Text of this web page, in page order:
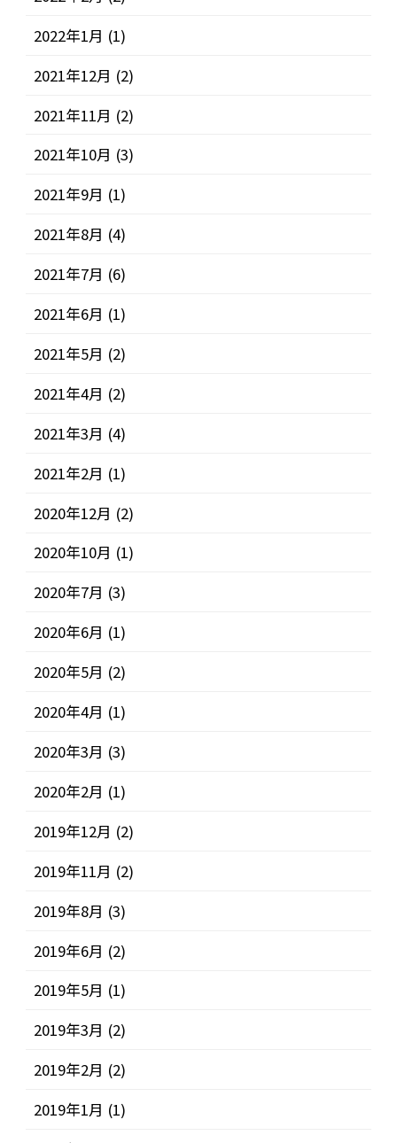
2022年1月 (1)
2021年12月 (2)
2021年11月 (2)
2021年10月 (3)
2021年9月 (1)
2021年8月 (4)
2021年7月 (6)
2021年6月 (1)
2021年5月 (2)
2021年4月 (2)
2021年3月 (4)
2021年2月 (1)
2020年12月 (2)
2020年10月 (1)
2020年7月 (3)
2020年6月 (1)
2020年5月 (2)
2020年4月 (1)
2020年3月 (3)
2020年2月 (1)
2019年12月 (2)
2019年11月 (2)
2019年8月 (3)
2019年6月 (2)
2019年5月 (1)
2019年3月 (2)
2019年2月 (2)
2019年1月 (1)